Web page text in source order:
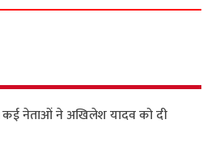
कई नेताओं ने अखिलेश यादव को दी